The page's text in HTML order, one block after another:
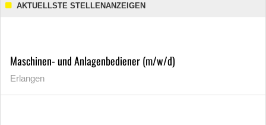
AKTUELLSTE STELLENANZEIGEN
Maschinen- und Anlagenbediener (m/w/d)
Erlangen